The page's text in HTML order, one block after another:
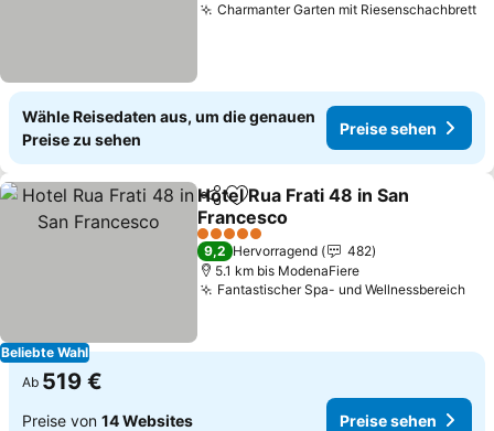
Charmanter Garten mit Riesenschachbrett
Wähle Reisedaten aus, um die genauen
Preise zu sehen
Preise sehen
Beliebte Wahl
TeilenZu Favoriten hinzufügen
Hotel Rua Frati 48 in San
Francesco
Preise sehen
5 Sterne
9,2 Hervorragend
482
5.1 km bis ModenaFiere
Fantastischer Spa- und Wellnessbereich
Ab 519 €
Preise von 14 Websites Preise sehen